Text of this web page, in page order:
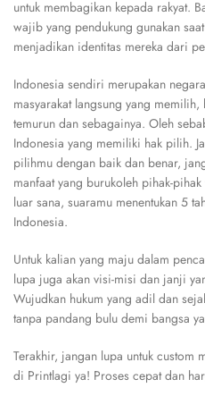
untuk membagikan kepada rakyat.
wajib yang pendukung gunakan
menjadikan identitas mereka dari
Indonesia sendiri merupakan
masyarakat langsung yang
temurun dan sebagainya. Oleh
Indonesia yang memiliki hak pilih.
pilihmu dengan baik dan benar,
manfaat yang burukoleh pihak-
luar sana, suaramu menentukan 5
Indonesia.
Untuk kalian yang maju dalam
lupa juga akan visi-misi dan janji
Wujudkan hukum yang adil dan
tanpa pandang bulu demi bangsa
Terakhir, jangan lupa untuk custom
di Printlagi ya! Proses cepat dan